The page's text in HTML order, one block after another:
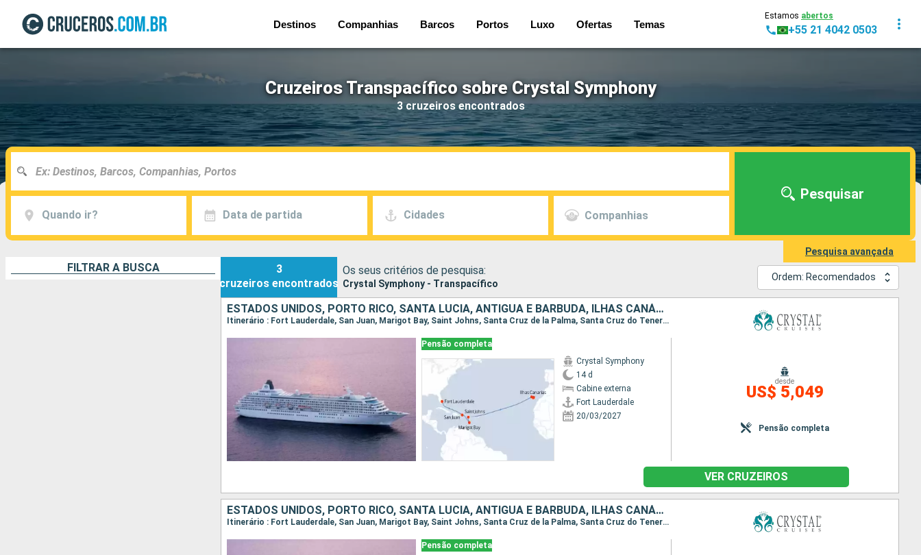
Destinos Companhias Barcos Portos Luxo Ofertas Temas
Estamos abertos
+55 21 4042 0503
Cruzeiros Transpacífico sobre Crystal Symphony
3 cruzeiros encontrados
Quando ir? Data de partida Cidades Companhias
Pesquisar
Pesquisa avançada
FILTRAR A BUSCA
3
cruzeiros encontrados
Os seus critérios de pesquisa:
Crystal Symphony - Transpacífico
Ordem: Recomendados
ESTADOS UNIDOS, PORTO RICO, SANTA LUCIA, ANTIGUA E BARBUDA, ILHAS CANÁRIAS
Itinerário : Fort Lauderdale, San Juan, Marigot Bay, Saint Johns, Santa Cruz de la Palma, Santa Cruz do Tenerife, Ilhas Canarias
Pensão completa
Crystal Symphony
14 d
Cabine externa
Fort Lauderdale
20/03/2027
desde
US$ 5,049
Pensão completa
VER CRUZEIROS
ESTADOS UNIDOS, PORTO RICO, SANTA LUCIA, ANTIGUA E BARBUDA, ILHAS CANÁRIAS, ESPANHA, PORTUGAL, MARROCOS
Itinerário : Fort Lauderdale, San Juan, Marigot Bay, Saint Johns, Santa Cruz de la Palma, Santa Cruz do Tenerife, Ilhas Canarias, San Sebastian de la gomera, Arrecife, Funchal, Agadir, Casablanca, Cadiz, Portimão, Lisboa
Pensão completa